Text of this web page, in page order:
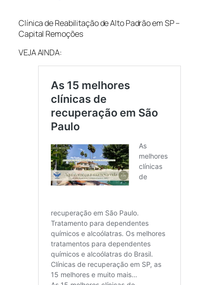
Clínica de Reabilitação de Alto Padrão em SP –
Capital Remoções
VEJA AINDA: